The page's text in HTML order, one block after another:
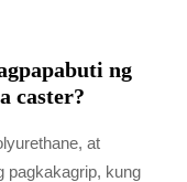
ng
caster?
at
pagkakagrip, kung